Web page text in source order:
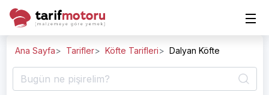
Ana Sayfa Tarifler Köfte Tarifleri Dalyan Köfte